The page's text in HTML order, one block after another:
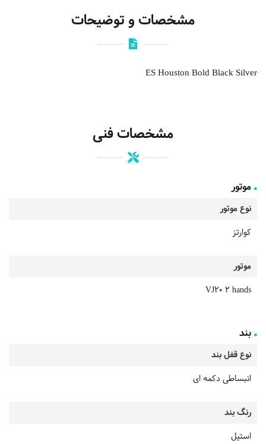
مشخصات و توضیحات
ES Houston Bold Black Silver
مشخصات فنی
موتور
نوع موتور
کوارتز
موتور
VJ20 2 hands
بند
نوع قفل بند
انبساطی دکمه ای
رنگ بند
استیل